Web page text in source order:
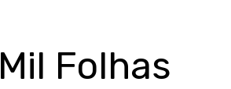
Mil Folhas